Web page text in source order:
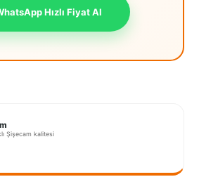
Hızlı Fiyat Al
Şişecam kalitesi